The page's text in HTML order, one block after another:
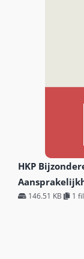
HKP
146.51 KB 1